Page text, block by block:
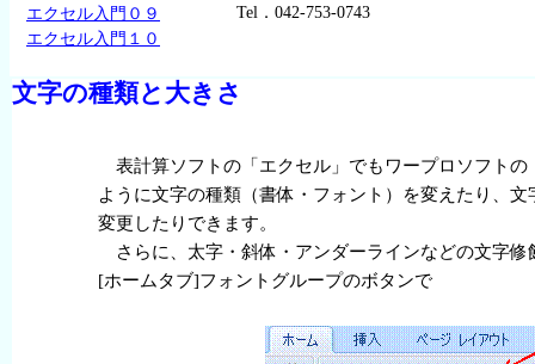
エクセル入門０９
エクセル入門１０
Tel．042-753-0743
文字の種類と 大きさ
表計算ソフトの「エクセル」でもワープロソフトの
ように文字の種類 （書体 ・フォント）を変えたり、 文
変更 したりできます。
さらに、太字・ 斜体 ・アンダーラインなどの文字修
[ホームタブ]フォントグループのボタンで